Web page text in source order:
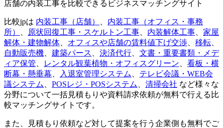
店舗の内装工事を比較できるビジネスマッチングサイト
比較jpは 内装工事（店舗）
内装工事（オフィス・事務
所）
原状回復工事・スケルトン工事 内装解体工事
家屋
解体・建物解体
オフィスや店舗の賃料値下げ交渉 移転
自動販売機
建築パース 決済代行
文書・重要書類・メデ
ィア保管
レンタル観葉植物・オフィスグリーン
看板・横
断幕・懸垂幕
入退室管理システム
テレビ会議・WEB会
議システム
POSレジ・POSシステム 清掃会社 など様々な
分野について一括見積もりや資料請求依頼が無料で行える比
較マッチングサイトです。
また、見積もり依頼など対して提案を行う企業側も無料でご